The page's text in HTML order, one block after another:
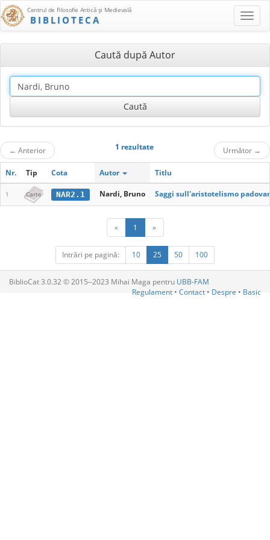
Centrul de Filosofie Antică şi Medievală
BIBLIOTECA
Caută după Autor
← Anterior 1 rezultate Următor →
Nr. Tip Cota Autor Titlu
1 Carte NAR2.1 Nardi, Bruno Saggi sull'aristotelismo
« 1 »
Intrări pe pagină: 10 25 50 100
BiblioCat 3.0.32 © 2015‒2023 Mihai Maga pentru UBB-FAM
Regulament • Contact • Despre • Basic